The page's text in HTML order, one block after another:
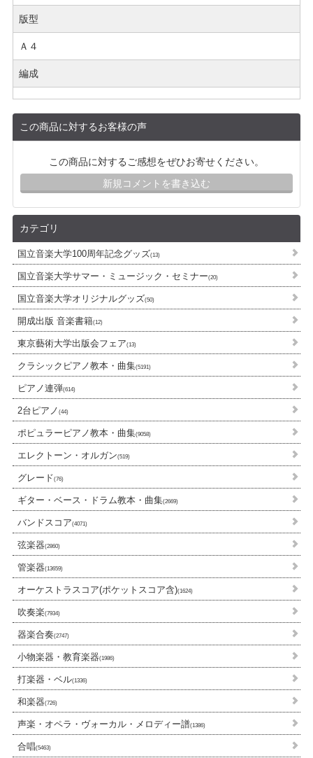
カテゴリ
国立音楽大学100周年記念グッズ(13)
国立音楽大学サマー・ミュージック・セミナー(20)
国立音楽大学オリジナルグッズ(50)
開成出版 音楽書籍(12)
東京藝術大学出版会フェア(13)
クラシックピアノ教本・曲集(5191)
ピアノ連弾(614)
2台ピアノ (44)
ポピュラーピアノ教本・曲集(9058)
エレクトーン・オルガン(519)
グレード(76)
ギター・ベース・ドラム教本・曲集(2669)
バンドスコア(4071)
弦楽器(2860)
管楽器(13659)
オーケストラスコア(ポケットスコア含)(1624)
吹奏楽(7934)
器楽合奏(2747)
小物楽器・教育楽器(1986)
打楽器・ベル(1336)
和楽器(726)
声楽・オペラ・ヴォーカル・メロディー譜(1386)
合唱(5463)
版型
Ａ４
編成
この商品に対するお客様の声
この商品に対するご感想をぜひお寄せください。
新規コメントを書き込む